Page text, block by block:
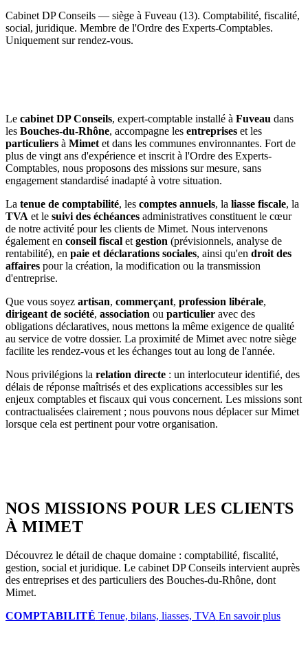
Cabinet DP Conseils — siège à Fuveau (13). Comptabilité, fiscalité,
social, juridique. Membre de l'Ordre des Experts-Comptables.
Uniquement sur rendez-vous.
Le cabinet DP Conseils, expert-comptable installé à Fuveau dans
les Bouches-du-Rhône, accompagne les entreprises et les
particuliers à Mimet et dans les communes environnantes. Fort de
plus de vingt ans d'expérience et inscrit à l'Ordre des Experts-
Comptables, nous proposons des missions sur mesure, sans
engagement standardisé inadapté à votre situation.
La tenue de comptabilité, les comptes annuels, la liasse fiscale, la
TVA et le suivi des échéances administratives constituent le cœur
de notre activité pour les clients de Mimet. Nous intervenons
également en conseil fiscal et gestion (prévisionnels, analyse de
rentabilité), en paie et déclarations sociales, ainsi qu'en droit des
affaires pour la création, la modification ou la transmission
d'entreprise.
Que vous soyez artisan, commerçant, profession libérale,
dirigeant de société, association ou particulier avec des
obligations déclaratives, nous mettons la même exigence de qualité
au service de votre dossier. La proximité de Mimet avec notre siège
facilite les rendez-vous et les échanges tout au long de l'année.
Nous privilégions la relation directe : un interlocuteur identifié, des
délais de réponse maîtrisés et des explications accessibles sur les
enjeux comptables et fiscaux qui vous concernent. Les missions sont
contractualisées clairement ; nous pouvons nous déplacer sur Mimet
lorsque cela est pertinent pour votre organisation.
NOS MISSIONS POUR LES CLIENTS
À MIMET
Découvrez le détail de chaque domaine : comptabilité, fiscalité,
gestion, social et juridique. Le cabinet DP Conseils intervient auprès
des entreprises et des particuliers des Bouches-du-Rhône, dont
Mimet.
COMPTABILITÉ Tenue, bilans, liasses, TVA En savoir plus